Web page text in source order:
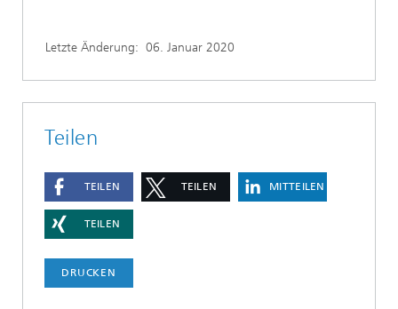
Letzte Änderung: 06. Januar 2020
Teilen
TEILEN TEILEN MITTEILEN
TEILEN
DRUCKEN